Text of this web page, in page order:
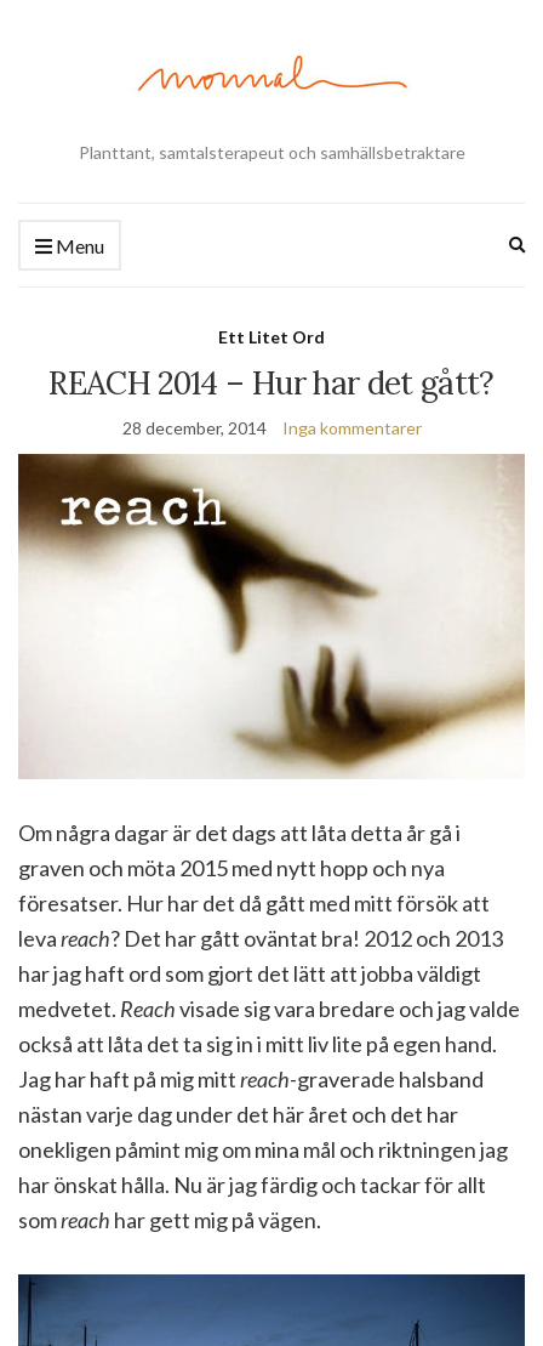
Planttant, samtalsterapeut och samhällsbetraktare
Menu
Ett Litet Ord
REACH 2014 – Hur har det gått?
28 december, 2014 Inga kommentarer
Om några dagar är det dags att låta detta år gå i
graven och möta 2015 med nytt hopp och nya
föresatser. Hur har det då gått med mitt försök att
levareach? Det har gått oväntat bra! 2012 och 2013
har jag haft ord som gjort det lätt att jobba väldigt
medvetet. Reachvisade sig vara bredare och jag valde
också att låta det ta sig in i mitt liv lite på egen hand.
Jag har haft på mig mittreach-graverade halsband
nästan varje dag under det här året och det har
onekligen påmint mig om mina mål och riktningen jag
har önskat hålla. Nu är jag färdig och tackar för allt
somreach har gett mig på vägen.